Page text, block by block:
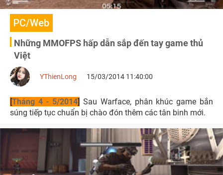
PC/Web
Những MMOFPS hấp dẫn sắp đến tay game thủ
Việt
YThienLong 15/03/2014 11:40:00
[Tháng 4 - 5/2014] Sau Warface, phân khúc game bắn
súng tiếp tục chuẩn bị chào đón thêm các tân binh mới.